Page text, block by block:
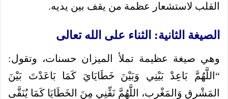
القلب لاستشعار عظمة من يقف بين يديه.
الصيغة الثانية: الثناء على الله تعالى
وهي صيغة عظيمة تملأ الميزان حسنات، وتقول:
“اللَّهُمَّ بَاعِدْ بَيْنِي وَبَيْنَ خَطَايَايَ كَمَا بَاعَدْتَ بَيْنَ
المَشْرِقِ وَالمَغْرِبِ، اللَّهُمَّ نَقِّنِي مِنَ الخَطَايَا كَمَا يُنَقَّى